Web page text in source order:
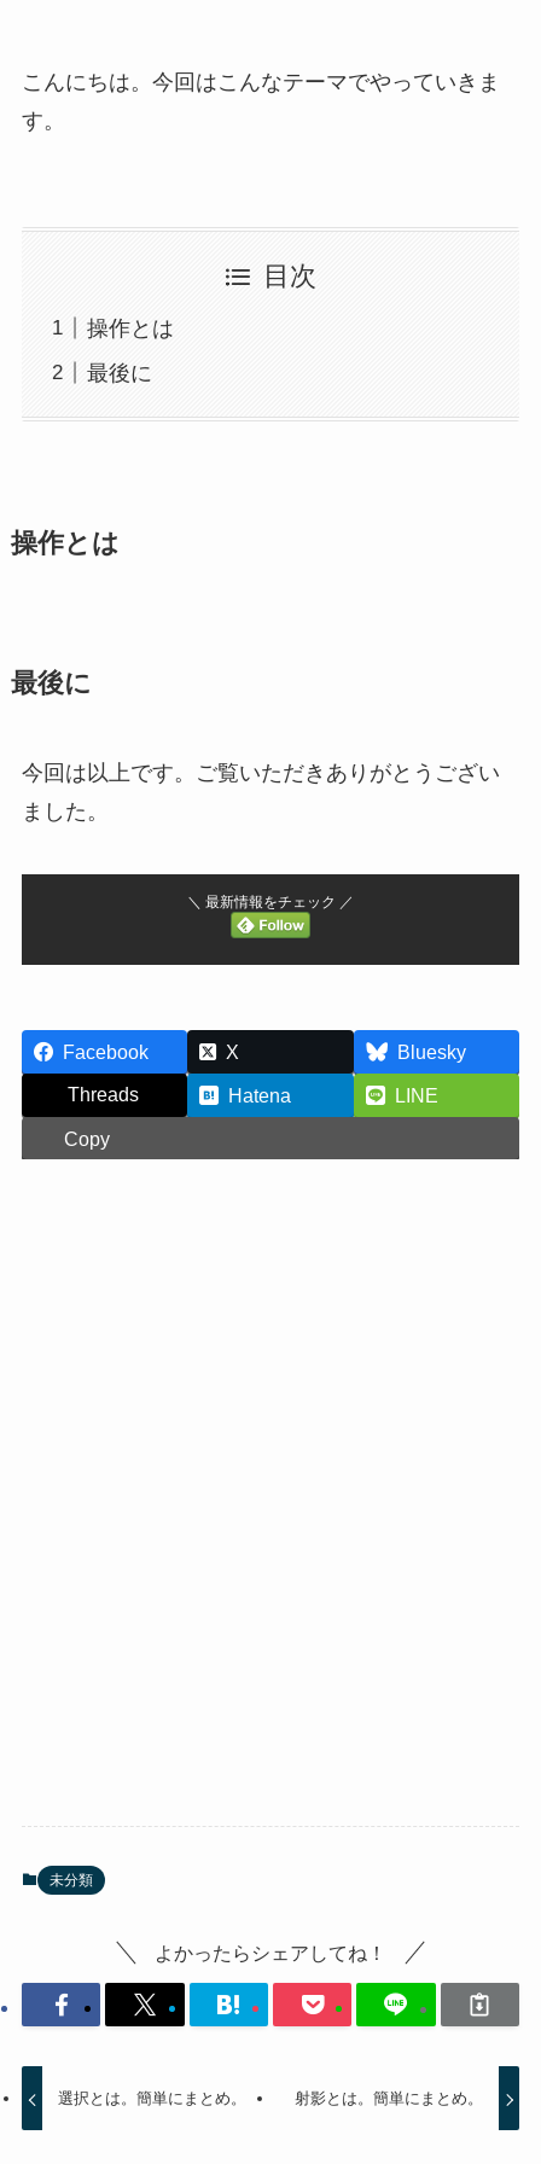
こんにちは。今回はこんなテーマでやっていきま
す。
目次
操作とは
最後に
操作とは
最後に
今回は以上です。ご覧いただきありがとうござい
ました。
＼ 最新情報をチェック ／
Facebook X
Bluesky
Threads
Hatena
LINE
Copy
未分類
よかったらシェアしてね！
選択とは。簡単にまとめ。 射影とは。簡単にまとめ。